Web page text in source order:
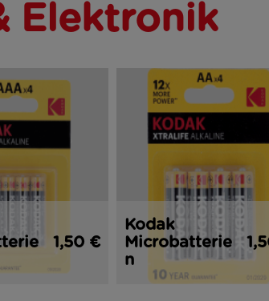
Elektronik
1,50 €
Kodak
Microbatterie
n